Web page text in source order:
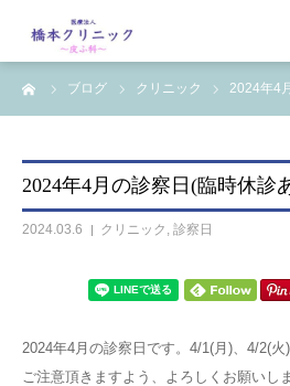
ブログ クリニック 2024年4
2024年4月の診察日(臨時休診
2024.03.6 クリニック , 診察日
2024年4月の診察日です。4/1(月)、4/2(
ご注意頂きますよう、よろしくお願いしま
受診案内
治療案内
【コラム】
ワクチン一覧